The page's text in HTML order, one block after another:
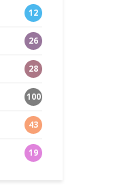
12
26
28
100
43
19